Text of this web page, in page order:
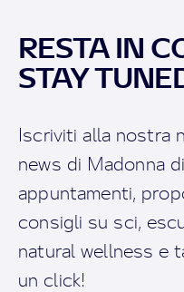
RESTA IN
STAY
Iscriviti alla nostra
news di Madonna
appuntamenti,
consigli su sci,
natural wellness e
un click!